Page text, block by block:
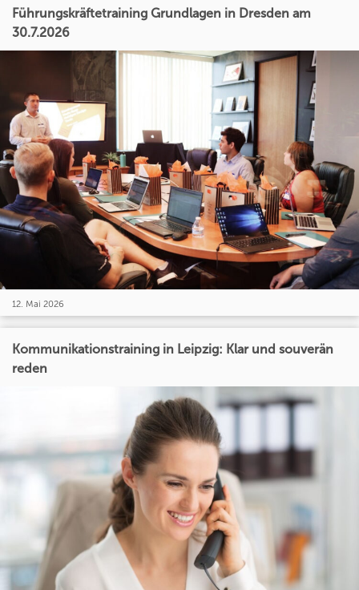
Führungskräftetraining Grundlagen in Dresden am
30.7.2026
12. Mai 2026
Kommunikationstraining in Leipzig: Klar und souverän
reden